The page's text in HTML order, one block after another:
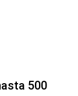
500